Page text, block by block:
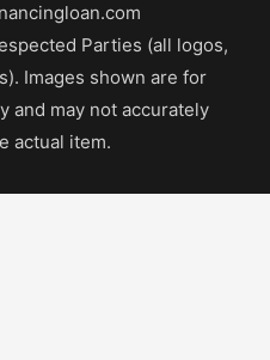
Parties (all logos,
Images shown are for
and may not accurately
actual item.